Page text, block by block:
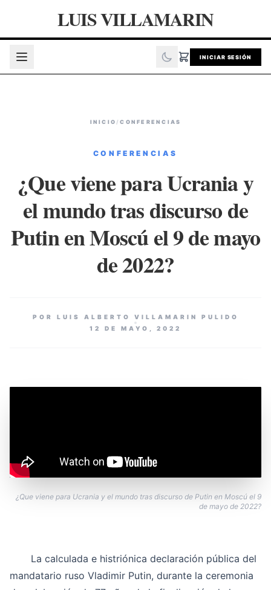
LUIS VILLAMARIN
INICIAR SESIÓN
INICIO /CONFERENCIAS
CONFERENCIAS
¿Que viene para Ucrania y
el mundo tras discurso de
Putin en Moscú el 9 de mayo
de 2022?
POR LUIS ALBERTO VILLAMARIN PULIDO
12 DE MAYO, 2022
¿Que viene para Ucrania y el mundo tras discurso de Putin en Moscú el 9
de mayo de 2022?
La calculada e histriónica declaración pública del
mandatario ruso Vladimir Putin, durante la ceremonia